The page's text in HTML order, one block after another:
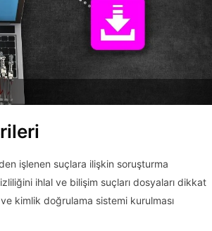
işlenen suçlara ilişkin soruşturma
ihlal ve bilişim suçları dosyaları dikkat
kimlik doğrulama sistemi kurulması